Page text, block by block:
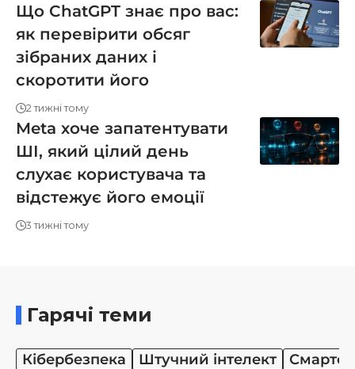
Що ChatGPT знає про вас:
як перевірити обсяг
зібраних даних і
скоротити його
2 тижні тому
Meta хоче запатентувати
ШІ, який цілий день
слухає користувача та
відстежує його емоції
3 тижні тому
Гарячі теми
Кібербезпека Штучний інтелект